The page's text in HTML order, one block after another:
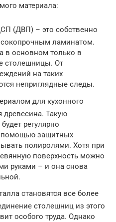
материала:
(ДВП) – это собственно
ламинатом.
в основном только в
столешницы. От
на таких
неприглядные следы.
для кухонного
древесина. Такую
регулярно
помощью защитных
полиролями. Хотя при
поверхность можно
руками – и она снова
становятся все более
столешниц из этого
особого труда. Однако